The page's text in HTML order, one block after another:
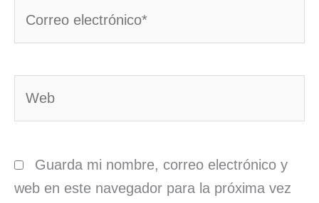
Guarda mi nombre, correo electrónico y
web en este navegador para la próxima vez